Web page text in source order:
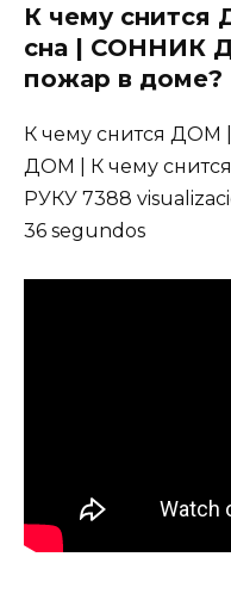
К чему снится
сна | СОННИК
пожар в доме?
К чему снится ДОМ
ДОМ | К чему
РУКУ 7388
36 segundos